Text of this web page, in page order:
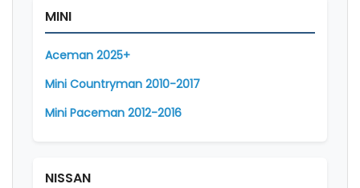
MINI
Aceman 2025+
Mini Countryman 2010-2017
Mini Paceman 2012-2016
NISSAN